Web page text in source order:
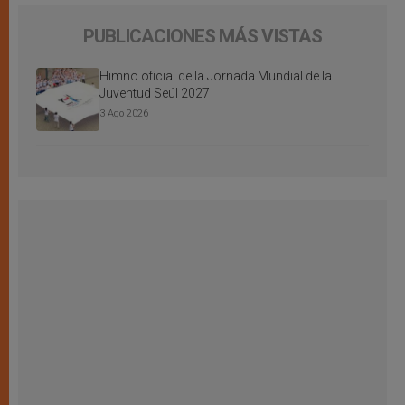
PUBLICACIONES MÁS VISTAS
Himno oficial de la Jornada Mundial de la
Juventud Seúl 2027
3 Ago 2026